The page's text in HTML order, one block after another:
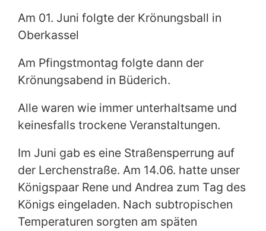
Am 01. Juni folgte der Krönungsball in
Oberkassel
Am Pfingstmontag folgte dann der
Krönungsabend in Büderich.
Alle waren wie immer unterhaltsame und
keinesfalls trockene Veranstaltungen.
Im Juni gab es eine Straßensperrung auf
der Lerchenstraße. Am 14.06. hatte unser
Königspaar Rene und Andrea zum Tag des
Königs eingeladen. Nach subtropischen
Temperaturen sorgten am späten